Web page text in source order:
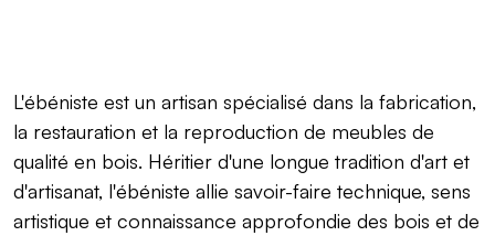
L'ébéniste est un artisan spécialisé dans la fabrication,
la restauration et la reproduction de meubles de
qualité en bois. Héritier d'une longue tradition d'art et
d'artisanat, l'ébéniste allie savoir-faire technique, sens
artistique et connaissance approfondie des bois et de